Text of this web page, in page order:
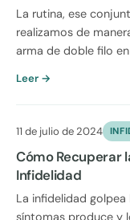
La rutina, ese
realizamos de
arma de doble filo en
Leer →
11 de julio de 2024
Cómo Recuperar
Infidelidad
La infidelidad
síntomas produce y